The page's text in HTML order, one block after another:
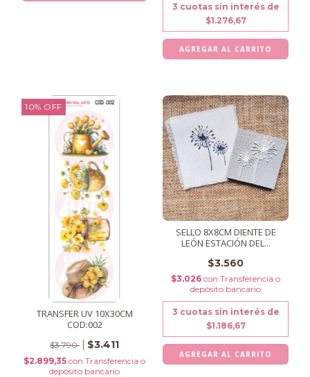
3 cuotas sin interés de
$1.276,67
10% OFF
TRANSFER UV 10X30CM
COD:002
$3.790 $3.411
$2.899,35 con Transferencia o
depósito bancario
SELLO 8X8CM DIENTE DE
LEÓN ESTACIÓN DEL...
$3.560
$3.026 con Transferencia o
depósito bancario
3 cuotas sin interés de
$1.186,67